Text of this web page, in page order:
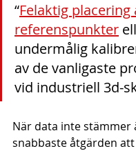
“Felaktig placering
referenspunkter
undermålig
av de vanligaste
vid industriell 3d-
När data inte stämmer
snabbaste åtgärden